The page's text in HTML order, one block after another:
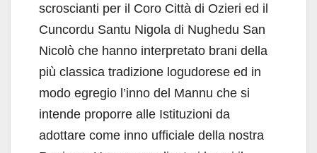
scroscianti per il Coro Città di Ozieri ed il
Cuncordu Santu Nigola di Nughedu San
Nicolò che hanno interpretato brani della
più classica tradizione logudorese ed in
modo egregio l’inno del Mannu che si
intende proporre alle Istituzioni da
adottare come inno ufficiale della nostra